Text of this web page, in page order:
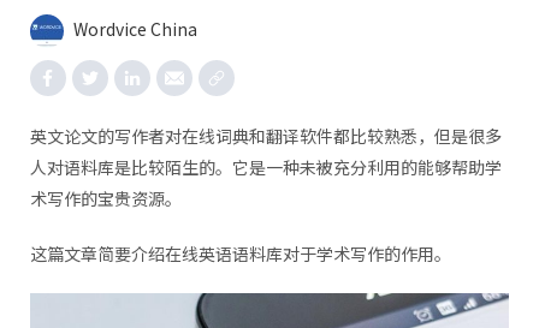
Wordvice China
英文论文的写作者对在线词典和翻译软件都比较熟悉，但是很多
人对语料库是比较陌生的。它是一种未被充分利用的能够帮助学
术写作的宝贵资源。
这篇文章简要介绍在线英语语料库对于学术写作的作用。